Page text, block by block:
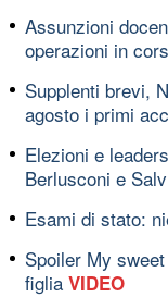
Assunzioni
operazioni in
Supplenti brevi,
agosto i primi
Elezioni e
Berlusconi e
Esami di stato:
Spoiler My
figlia VIDEO